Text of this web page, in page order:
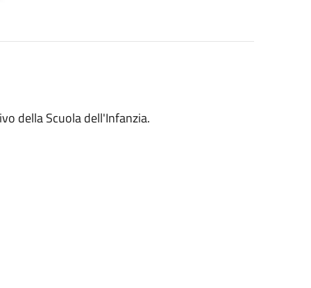
della Scuola dell'Infanzia.